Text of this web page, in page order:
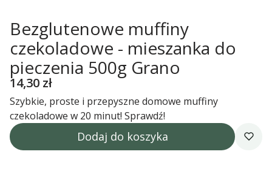
Bezglutenowe muffiny
czekoladowe - mieszanka do
pieczenia 500g Grano
Cena
14,30 zł
Szybkie, proste i przepyszne domowe muffiny
czekoladowe w 20 minut! Sprawdź!
Dodaj do koszyka